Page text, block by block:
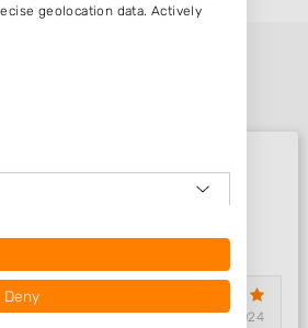
New Im..
Drenthe 07-02-2024
geolocation data. Actively
Deny